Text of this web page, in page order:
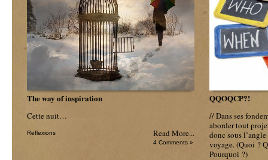
The way of inspiration
Cette nuit…
Reflexions Read More...
4 Comments »
QQOQCP?!
// Dans ses
aborder tout
donc sous
voyage. (Quoi ?
Pourquoi ?)